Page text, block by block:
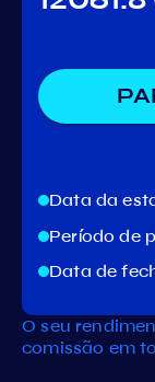
Data da
Período de
Data de
O seu
comissão em